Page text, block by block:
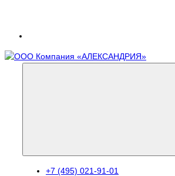
+7 (495) 021-91-01